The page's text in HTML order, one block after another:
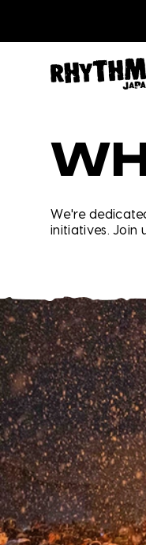
We're
initiatives. Join